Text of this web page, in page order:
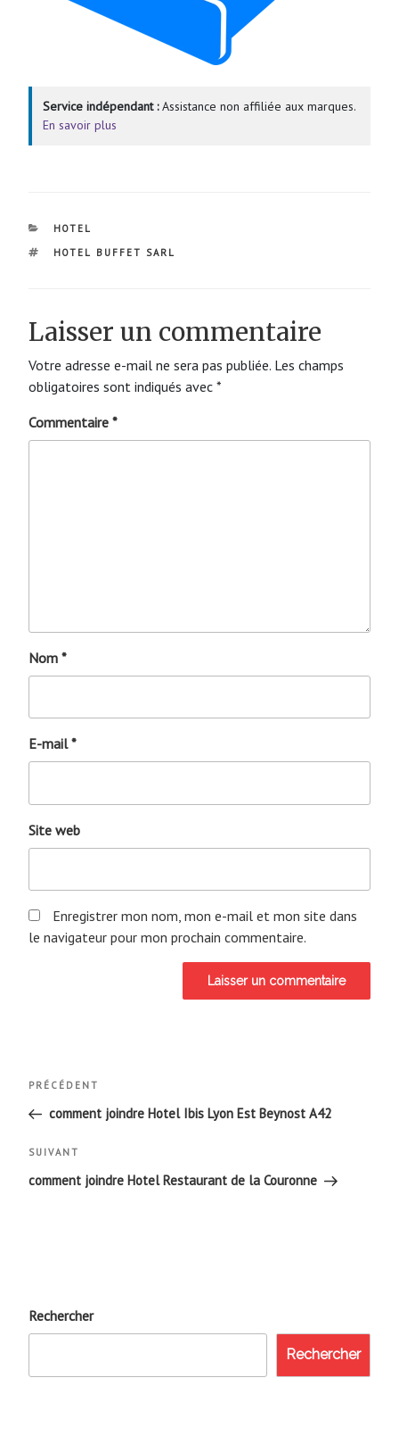
Service indépendant :Assistance non affiliée aux marques.
En savoir plus
CATÉGORIES
HOTEL
ÉTIQUETTES
HOTEL BUFFET SARL
Laisser un commentaire
Votre adresse e-mail ne sera pas publiée. Les champs
obligatoires sont indiqués avec *
Commentaire *
Nom *
E-mail*
Site web
Enregistrer mon nom, mon e-mail et mon site dans
le navigateur pour mon prochain commentaire.
Navigation
de
l’article
Article
précédent
PRÉCÉDENT
comment joindre Hotel Ibis Lyon Est Beynost A42
Article
suivant
SUIVANT
comment joindre Hotel Restaurant de la Couronne
Rechercher
Rechercher